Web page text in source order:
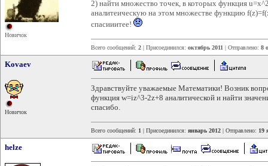
Новичок
2) найти множество точек, в которых функция
аналитеическую на этом множестве функцию
спасииитее!
Всего сообщений: 2 | Присоединился: октябрь 2011 | Отправлено: 8
Kovaev
Новичок
Здравствуйте уважаемые Математики! Возник
функция w=iz^3-2z+8 аналитической и найти
спасибо.
Всего сообщений: 1 | Присоединился: январь 2012 | Отправлено: 19
helze